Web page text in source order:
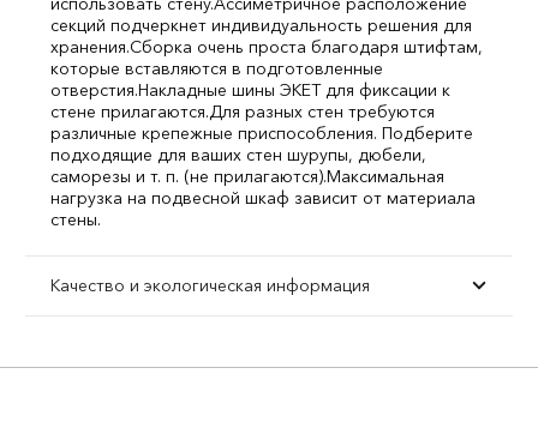
секций подчеркнет индивидуальность решения для
хранения.Сборка очень проста благодаря штифтам,
которые вставляются в подготовленные
отверстия.Накладные шины ЭКЕТ для фиксации к
стене прилагаются.Для разных стен требуются
различные крепежные приспособления. Подберите
подходящие для ваших стен шурупы, дюбели,
саморезы и т. п. (не прилагаются).Максимальная
нагрузка на подвесной шкаф зависит от материала
стены.
Качество и экологическая информация